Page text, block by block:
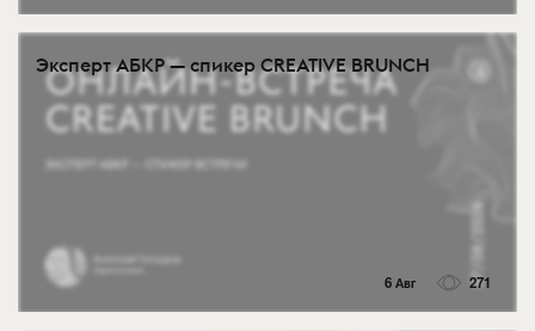
Эксперт АБКР — спикер CREATIVE BRUNCH
6 Авг 271